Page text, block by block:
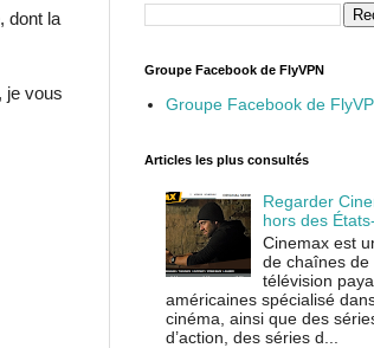
dont la
je vous
Groupe Facebook de FlyVPN
Groupe Facebook de
Articles les plus consultés
Regarder
hors des
Cinemax est
de chaînes de
télévision
américaines spécialisé
cinéma, ainsi que des
d’action, des séries d...